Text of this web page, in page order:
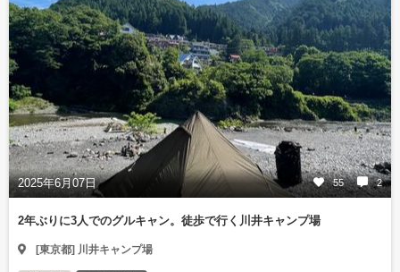
2025年6月07日 55 2
2年ぶりに3人でのグルキャン。徒歩で行く川井キャンプ場
[東京都] 川井キャンプ場